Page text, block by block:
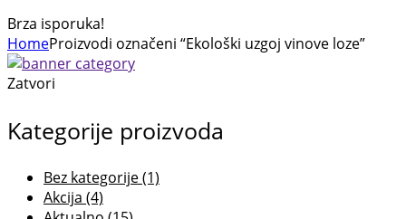
Brza isporuka!
HomeProizvodi označeni “Ekološki uzgoj vinove loze”
Zatvori
Kategorije proizvoda
Bez kategorije(1)
Akcija (4)